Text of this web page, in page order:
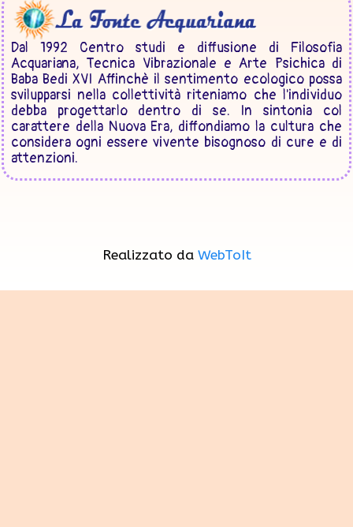
Dal 1992 Centro studi e diffusione di Filosofia
Acquariana, Tecnica Vibrazionale e Arte Psichica di
Baba Bedi XVI Affinchè il sentimento ecologico possa
svilupparsi nella collettività riteniamo che l'individuo
debba progettarlo dentro di se. In sintonia col
carattere della Nuova Era, diffondiamo la cultura che
considera ogni essere vivente bisognoso di cure e di
attenzioni.
Realizzato da WebToIt